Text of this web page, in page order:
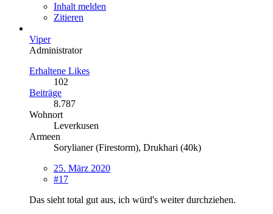
Inhalt melden
Zitieren
Viper
Administrator
Erhaltene Likes
102
Beiträge
8.787
Wohnort
Leverkusen
Armeen
Sorylianer (Firestorm), Drukhari (40k)
25. März 2020
#17
Das sieht total gut aus, ich würd's weiter durchziehen.